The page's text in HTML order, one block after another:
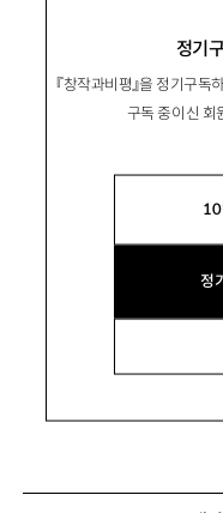
정기
『창작과비평』을 정기구
구독 중이신 회
정